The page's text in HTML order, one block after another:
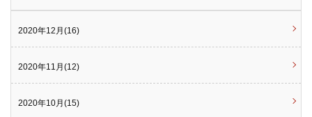
2020年12月(16)
2020年11月(12)
2020年10月(15)